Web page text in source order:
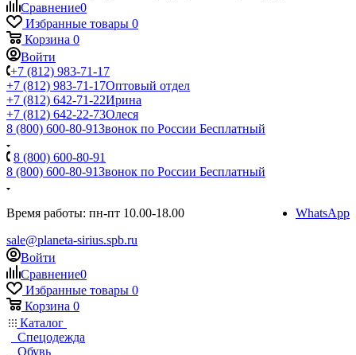
Сравнение0
Избранные товары 0
Корзина 0
Войти
+7 (812) 983-71-17
+7 (812) 983-71-17Оптовый отдел
+7 (812) 642-71-22Ирина
+7 (812) 642-22-73Олеся
8 (800) 600-80-91Звонок по России Бесплатный
8 (800) 600-80-91
8 (800) 600-80-91Звонок по России Бесплатный
Время работы: пн-пт 10.00-18.00
sale@planeta-sirius.spb.ru
WhatsApp
Войти
Сравнение0
Избранные товары 0
Корзина 0
Каталог
Спецодежда
Обувь